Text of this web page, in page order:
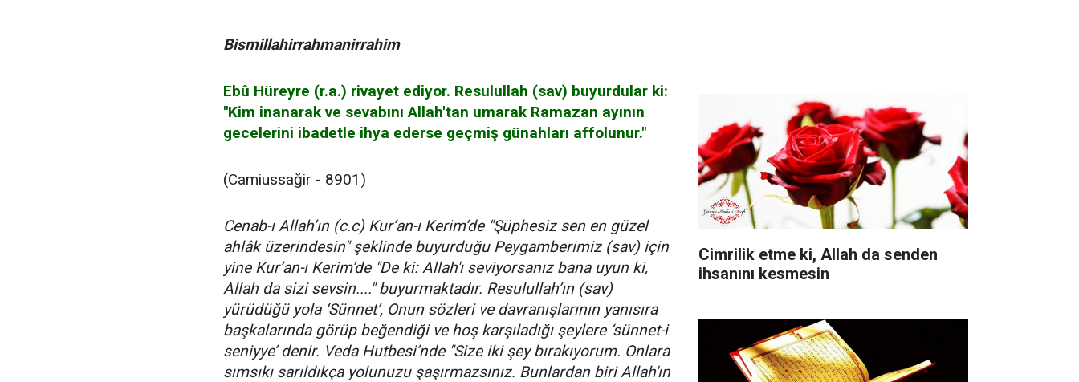
Bismillahirrahmanirrahim
Ebû Hüreyre (r.a.) rivayet ediyor. Resulullah (sav) buyurdular ki:
"Kim inanarak ve sevabını Allah'tan umarak Ramazan ayının
gecelerini ibadetle ihya ederse geçmiş günahları affolunur."
(Camiussağir - 8901)
Cenab-ı Allah’ın (c.c) Kur’an-ı Kerim’de "Şüphesiz sen en güzel
ahlâk üzerindesin" şeklinde buyurduğu Peygamberimiz (sav) için
yine Kur’an-ı Kerim’de "De ki: Allah'ı seviyorsanız bana uyun ki,
Allah da sizi sevsin...." buyurmaktadır. Resulullah’ın (sav)
yürüdüğü yola ‘Sünnet’, Onun sözleri ve davranışlarının yanısıra
başkalarında görüp beğendiği ve hoş karşıladığı şeylere ‘sünnet-i
seniyye’ denir. Veda Hutbesi’nde "Size iki şey bırakıyorum. Onlara
sımsıkı sarıldıkça yolunuzu şaşırmazsınız. Bunlardan biri Allah'ın
Cimrilik etme ki, Allah da senden
ihsanını kesmesin